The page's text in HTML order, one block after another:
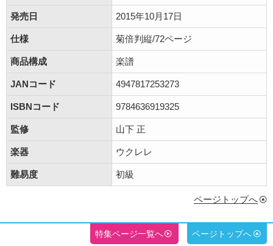
発売日 2015年10月17日
仕様 菊倍判縦/72ページ
商品構成 楽譜
JANコード 4947817253273
ISBNコード 9784636919325
監修 山下 正
楽器 ウクレレ
難易度 初級
ページトップへ
特集ページ一覧へ ページトップへ